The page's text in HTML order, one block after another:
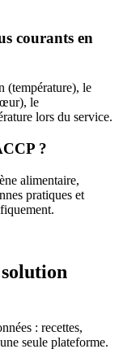
courants en
(température), le
le
lors du service.
?
alimentaire,
pratiques et
solution
: recettes,
seule plateforme.